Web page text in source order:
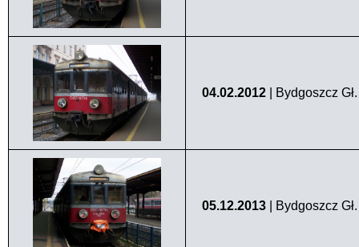
04.02.2012 | Bydgoszcz
05.12.2013 | Bydgoszcz